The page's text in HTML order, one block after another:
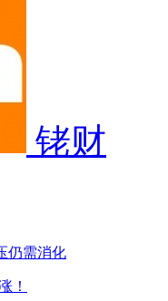
铑财
仍需消化
！